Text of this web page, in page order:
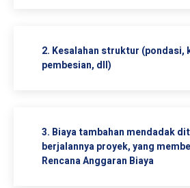
2. Kesalahan struktur (pondasi,
pembesian, dll)
3. Biaya tambahan mendadak
berjalannya proyek, yang
Rencana Anggaran Biaya